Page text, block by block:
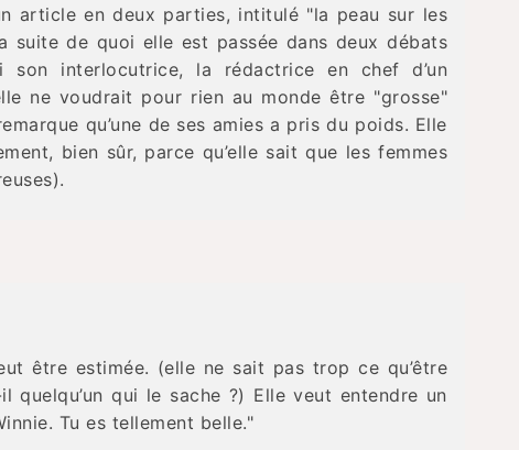
article en deux parties, intitulé "la peau sur les
suite de quoi elle est passée dans deux débats
interlocutrice, la rédactrice en chef d’un
ne voudrait pour rien au monde être "grosse"
qu’une de ses amies a pris du poids. Elle
bien sûr, parce qu’elle sait que les femmes
être estimée. (elle ne sait pas trop ce qu’être
quelqu’un qui le sache ?) Elle veut entendre un
Tu es tellement belle."